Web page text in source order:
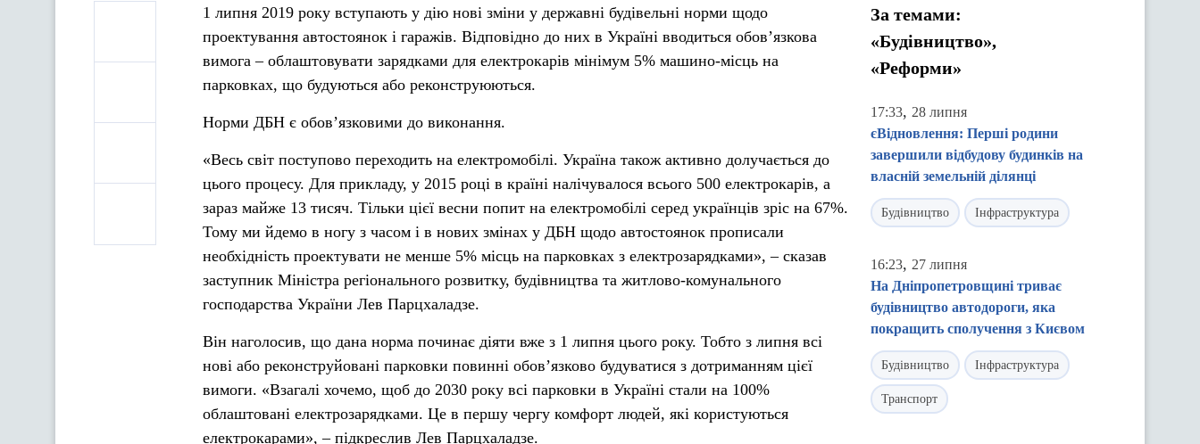
1 липня 2019 року вступають у дію нові зміни у державні будівельні норми щодо
проектування автостоянок і гаражів. Відповідно до них в Україні вводиться обов’язкова
вимога – облаштовувати зарядками для електрокарів мінімум 5% машино-місць на
парковках, що будуються або реконструюються.
Норми ДБН є обов’язковими до виконання.
«Весь світ поступово переходить на електромобілі. Україна також активно долучається до
цього процесу. Для прикладу, у 2015 році в країні налічувалося всього 500 електрокарів, а
зараз майже 13 тисяч. Тільки цієї весни попит на електромобілі серед українців зріс на 67%.
Тому ми йдемо в ногу з часом і в нових змінах у ДБН щодо автостоянок прописали
необхідність проектувати не менше 5% місць на парковках з електрозарядками», – сказав
заступник Міністра регіонального розвитку, будівництва та житлово-комунального
господарства України Лев Парцхаладзе.
Він наголосив, що дана норма починає діяти вже з 1 липня цього року. Тобто з липня всі
нові або реконструйовані парковки повинні обов’язково будуватися з дотриманням цієї
вимоги. «Взагалі хочемо, щоб до 2030 року всі парковки в Україні стали на 100%
облаштовані електрозарядками. Це в першу чергу комфорт людей, які користуються
електрокарами», – підкреслив Лев Парцхаладзе.
За темами:
«Будівництво»,
«Реформи»
17:33, 28 липня
єВідновлення: Перші родини
завершили відбудову будинків на
власній земельній ділянці
Будівництво Інфраструктура
16:23, 27 липня
На Дніпропетровщині триває
будівництво автодороги, яка
покращить сполучення з Києвом
Будівництво Інфраструктура
Транспорт